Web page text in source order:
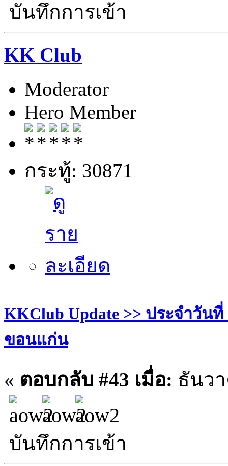
บันทึกการเข้า
KK Club
Moderator
Hero Member
กระทู้: 30871
KKClub Update >> ประจำวันที่
ขอนแก่น
« ตอบกลับ #43 เมื่อ: ธันวา
บันทึกการเข้า